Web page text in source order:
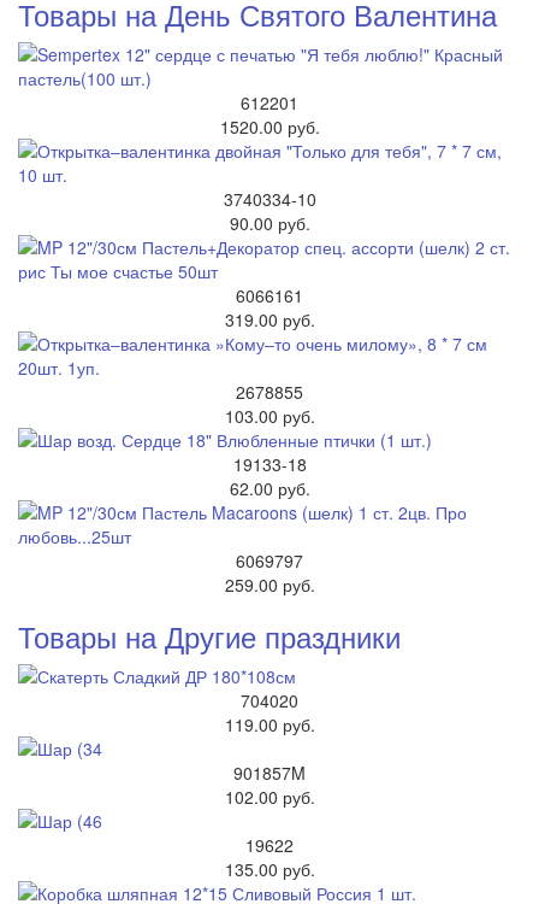
Товары на День Святого Валентина
612201
1520.00 руб.
3740334-10
90.00 руб.
6066161
319.00 руб.
2678855
103.00 руб.
19133-18
62.00 руб.
6069797
259.00 руб.
Товары на Другие праздники
704020
119.00 руб.
901857M
102.00 руб.
19622
135.00 руб.